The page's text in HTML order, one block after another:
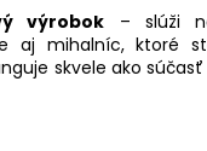
výrobok
– slúži
aj mihalníc, ktoré
skvele ako